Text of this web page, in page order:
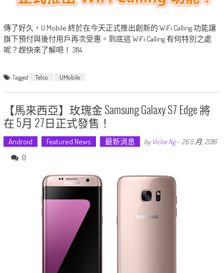
傳了好久，U Mobile 終於在今天正式推出創新的 WiFi Calling 功能讓
旗下預付與後付用戶再次受惠。到底這 WiFi Calling 有何特別之處
呢？趕快來了解吧！ 3114
Tagged Telco UMobile
【馬來西亞】玫瑰金 Samsung Galaxy S7 Edge 將
在 5月 27日正式發售！
Android Featured News 最新消息 by Victor Ng- 26 5 月, 2016
0